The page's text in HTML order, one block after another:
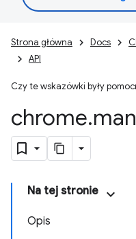
Strona główna Docs
API
Czy te wskazówki były
chrome.
Na tej stronie
Opis